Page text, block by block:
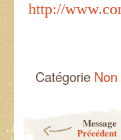
http://
Catégorie
Message
Précédent